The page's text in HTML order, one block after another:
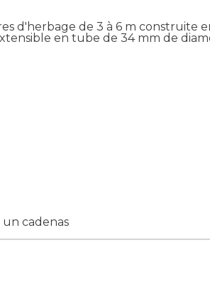
cadenas
d'herbage de 3 à 6 m construite
en tube de 34 mm de